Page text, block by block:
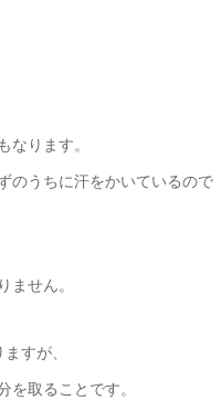
なります。
のうちに汗をかいているので
ません。
すが、
を取ることです。